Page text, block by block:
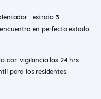
. estrato 3.
en perfecto estado
con vigilancia las 24 hrs.
para los residentes.